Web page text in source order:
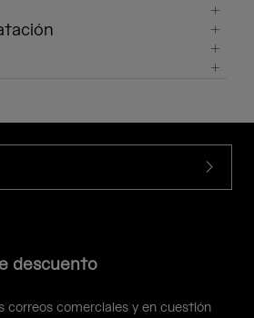
descuento
correos comerciales y en cuestión